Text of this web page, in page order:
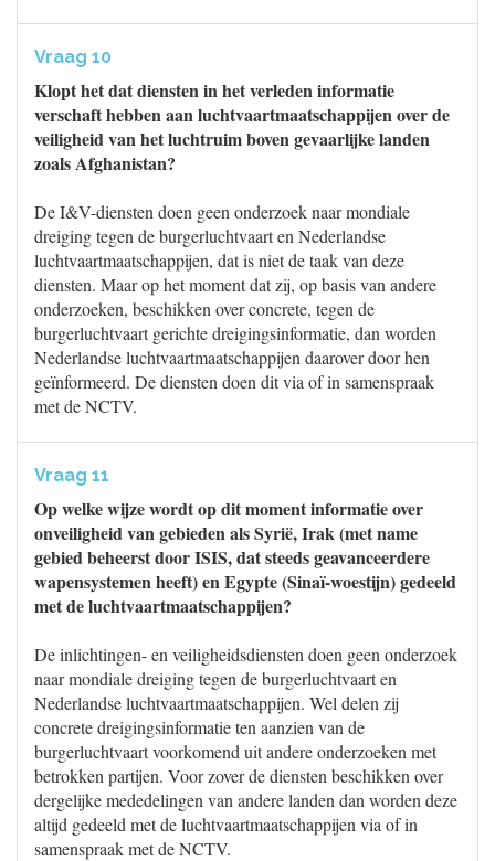
Vraag 10
Klopt het dat diensten in het verleden informatie
verschaft hebben aan luchtvaartmaatschappijen over de
veiligheid van het luchtruim boven gevaarlijke landen
zoals Afghanistan?
De I&V-diensten doen geen onderzoek naar mondiale
dreiging tegen de burgerluchtvaart en Nederlandse
luchtvaartmaatschappijen, dat is niet de taak van deze
diensten. Maar op het moment dat zij, op basis van andere
onderzoeken, beschikken over concrete, tegen de
burgerluchtvaart gerichte dreigingsinformatie, dan worden
Nederlandse luchtvaartmaatschappijen daarover door hen
geïnformeerd. De diensten doen dit via of in samenspraak
met de NCTV.
Vraag 11
Op welke wijze wordt op dit moment informatie over
onveiligheid van gebieden als Syrië, Irak (met name
gebied beheerst door ISIS, dat steeds geavanceerdere
wapensystemen heeft) en Egypte (Sinaï-woestijn) gedeeld
met de luchtvaartmaatschappijen?
De inlichtingen- en veiligheidsdiensten doen geen onderzoek
naar mondiale dreiging tegen de burgerluchtvaart en
Nederlandse luchtvaartmaatschappijen. Wel delen zij
concrete dreigingsinformatie ten aanzien van de
burgerluchtvaart voorkomend uit andere onderzoeken met
betrokken partijen. Voor zover de diensten beschikken over
dergelijke mededelingen van andere landen dan worden deze
altijd gedeeld met de luchtvaartmaatschappijen via of in
samenspraak met de NCTV.